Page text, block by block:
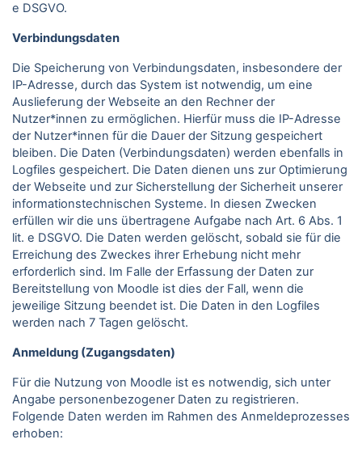
e DSGVO.
Verbindungsdaten
Die Speicherung von Verbindungsdaten, insbesondere der
IP-Adresse, durch das System ist notwendig, um eine
Auslieferung der Webseite an den Rechner der
Nutzer*innen zu ermöglichen. Hierfür muss die IP-Adresse
der Nutzer*innen für die Dauer der Sitzung gespeichert
bleiben. Die Daten (Verbindungsdaten) werden ebenfalls in
Logfiles gespeichert. Die Daten dienen uns zur Optimierung
der Webseite und zur Sicherstellung der Sicherheit unserer
informationstechnischen Systeme. In diesen Zwecken
erfüllen wir die uns übertragene Aufgabe nach Art. 6 Abs. 1
lit. e DSGVO. Die Daten werden gelöscht, sobald sie für die
Erreichung des Zweckes ihrer Erhebung nicht mehr
erforderlich sind. Im Falle der Erfassung der Daten zur
Bereitstellung von Moodle ist dies der Fall, wenn die
jeweilige Sitzung beendet ist. Die Daten in den Logfiles
werden nach 7 Tagen gelöscht.
Anmeldung (Zugangsdaten)
Für die Nutzung von Moodle ist es notwendig, sich unter
Angabe personenbezogener Daten zu registrieren.
Folgende Daten werden im Rahmen des Anmeldeprozesses
erhoben: